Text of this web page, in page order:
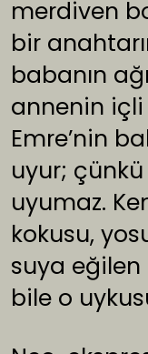
merdiven
bir
babanın
annenin içli
Emre’nin
uyur;
uyumaz.
kokusu,
suya
bile o